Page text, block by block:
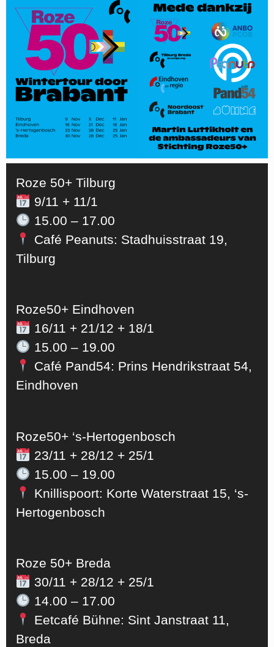
Roze 50+ Tilburg
9/11 + 11/1
15.00 – 17.00
Café Peanuts: Stadhuisstraat 19,
Tilburg
Roze50+ Eindhoven
16/11 + 21/12 + 18/1
15.00 – 19.00
Café Pand54: Prins Hendrikstraat 54,
Eindhoven
Roze50+ ‘s-Hertogenbosch
23/11 + 28/12 + 25/1
15.00 – 19.00
Knillispoort: Korte Waterstraat 15, ‘s-
Hertogenbosch
Roze 50+ Breda
30/11 + 28/12 + 25/1
14.00 – 17.00
Eetcafé Bühne: Sint Janstraat 11,
Breda